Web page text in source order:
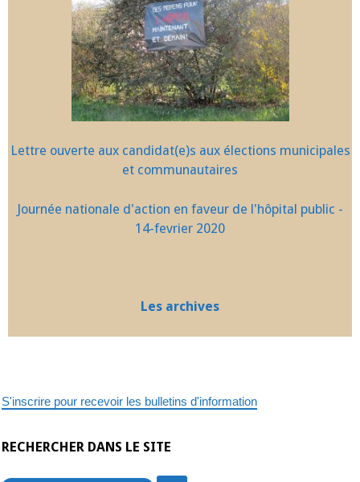
Lettre ouverte aux candidat(e)s aux élections municipales
et communautaires
Journée nationale d'action en faveur de l'hôpital public -
14-fevrier 2020
Les archives
S'inscrire pour recevoir les bulletins d'information
RECHERCHER DANS LE SITE